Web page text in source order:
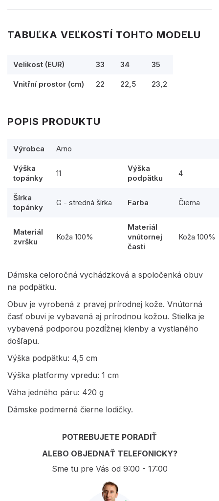
TABUĽKA VEĽKOSTÍ TOHTO MODELU
Velikost (EUR) 33 34 35
Vnitřní prostor (cm) 22 22,5 23,2
POPIS PRODUKTU
Výrobca Arno
Výška
topánky
11
Výška
podpätku
4
Šírka
topánky
G - stredná šírka Farba Čierna
Materiál
zvršku
Koža 100%
Materiál
vnútornej
časti
Koža 100%
Dámska celoročná vychádzková a spoločenká obuv
na podpätku.
Obuv je vyrobená z pravej prírodnej kože. Vnútorná
časť obuvi je vybavená aj prírodnou kožou. Stielka je
vybavená podporou pozdĺžnej klenby a vystlaného
došľapu.
Výška podpätku: 4,5 cm
Výška platformy vpredu: 1 cm
Váha jedného páru: 420 g
Dámske podmerné čierne lodičky.
POTREBUJETE PORADIŤ
ALEBO OBJEDNAŤ TELEFONICKY?
Sme tu pre Vás od 9:00 - 17:00